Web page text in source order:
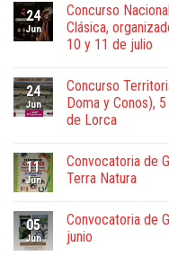
24
Jun
Concurso
Clásica,
10 y 11 de julio
24
Jun
Concurso
Doma y Conos),
de Lorca
11
Jun
Convocatoria de
Terra Natura
05
Jun
Convocatoria de
junio